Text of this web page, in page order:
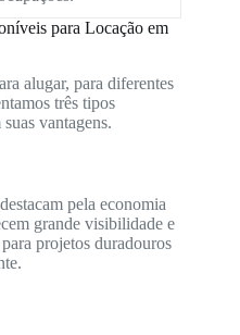
para Locação em
alugar, para diferentes
três tipos
vantagens.
pela economia
grande visibilidade e
projetos duradouros